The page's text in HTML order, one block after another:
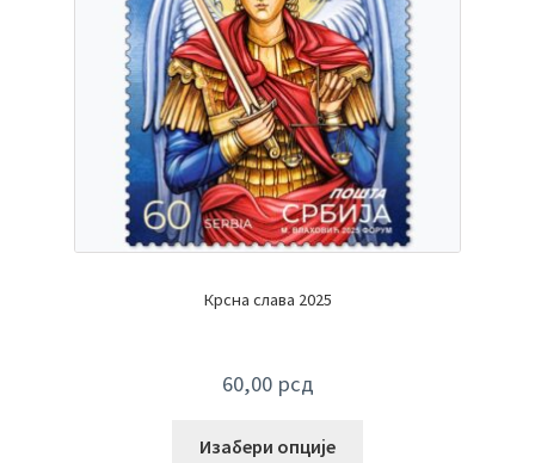
Крсна слава 2025
60,00 рсд
Изабери опције